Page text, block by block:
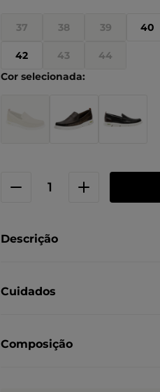
37 38 39 40
42 43 44
Descrição
Cuidados
Composição